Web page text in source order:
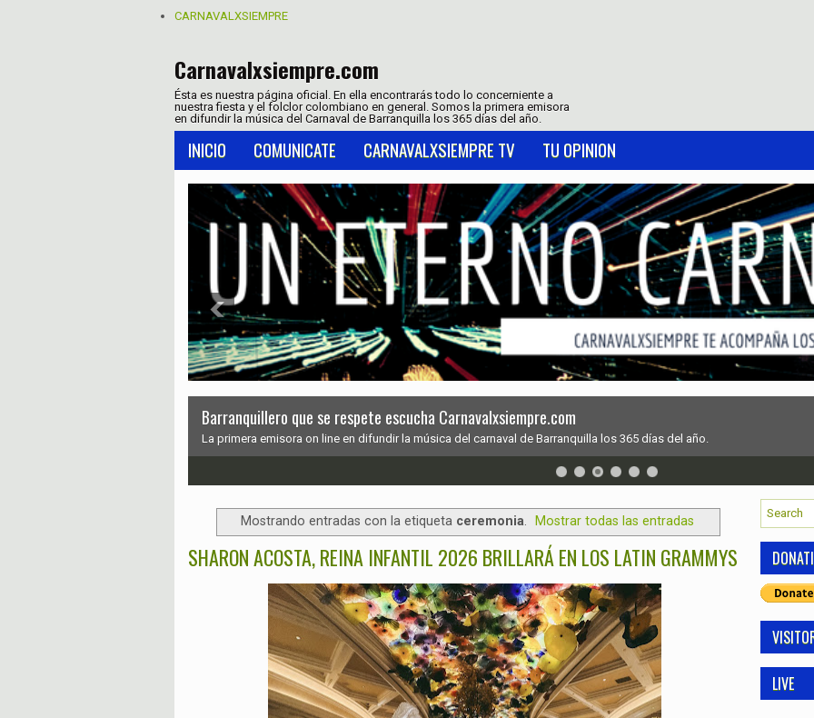
CARNAVALXSIEMPRE
Carnavalxsiempre.com
Ésta es nuestra página oficial. En ella encontrarás todo lo concerniente a
nuestra fiesta y el folclor colombiano en general. Somos la primera emisora
en difundir la música del Carnaval de Barranquilla los 365 días del año.
INICIO COMUNICATE CARNAVALXSIEMPRE TV TU OPINION
Barranquillero que se respete escucha Carnavalxsiempre.com
La primera emisora on line en difundir la música del carnaval de Barranquilla los 365 días del año.
Mostrando entradas con la etiqueta ceremonia. Mostrar todas las entradas
SHARON ACOSTA, REINA INFANTIL 2026 BRILLARÁ EN LOS LATIN GRAMMYS
LIVE